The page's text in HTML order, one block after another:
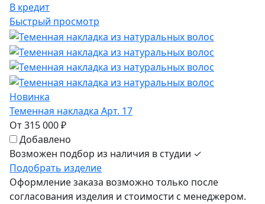
В кредит
Быстрый просмотр
Новинка
Теменная накладка Арт. 17
От 315 000 ₽
Добавлено
Возможен подбор из наличия в студии ✓
Подобрать изделие
Оформление заказа возможно только после
согласования изделия и стоимости с менеджером.